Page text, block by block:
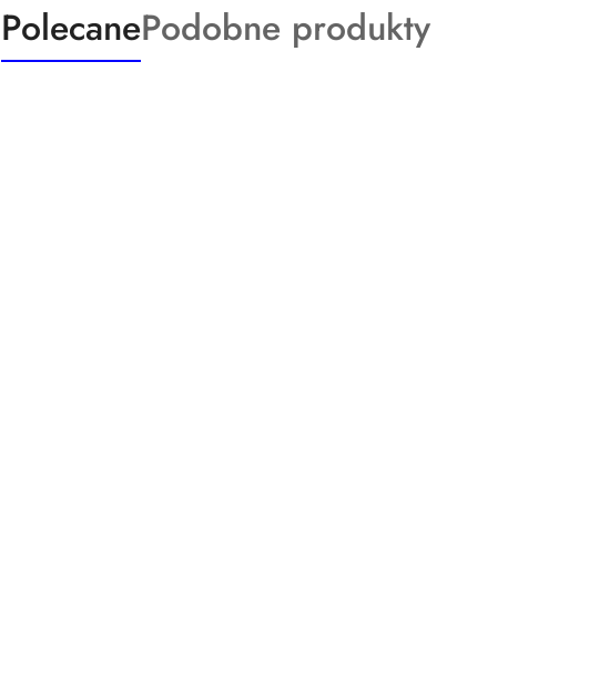
Produkty
o
PolecaneProdukty
o
Podobne produkty